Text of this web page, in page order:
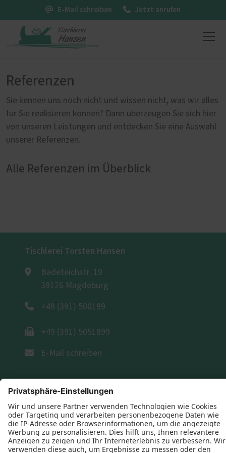
E-Mail schreiben Jetzt anrufen
Referenzen
Sie kennen uns noch nicht und wissen nicht, was wir alles
für Sie realisieren können? Dann überzeugen Sie sich hier
von unseren Leistungen und entdecken Sie eine Auswahl
unserer Referenzen.
Alle Referenzen im Überblick
Tischlerei Torsten Hansen
Badeteichstr. 19
39126 Magdeburg
+49 (391) 500199
+49 (391) 5051899
E-Mail schreiben
Öffnungszeiten
Montag: 08:00–17:00 Uhr
Dienstag: 08:00–17:00 Uhr
Mittwoch: 08:00–17:00 Uhr